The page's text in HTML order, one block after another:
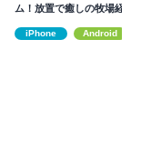
ム！放置で癒しの牧場経
iPhone Android